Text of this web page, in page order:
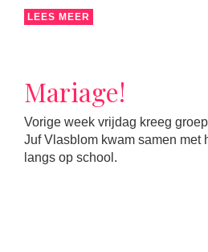
LEES MEER
Mariage!
Vorige week vrijdag kreeg
Juf Vlasblom kwam samen met
langs op school.